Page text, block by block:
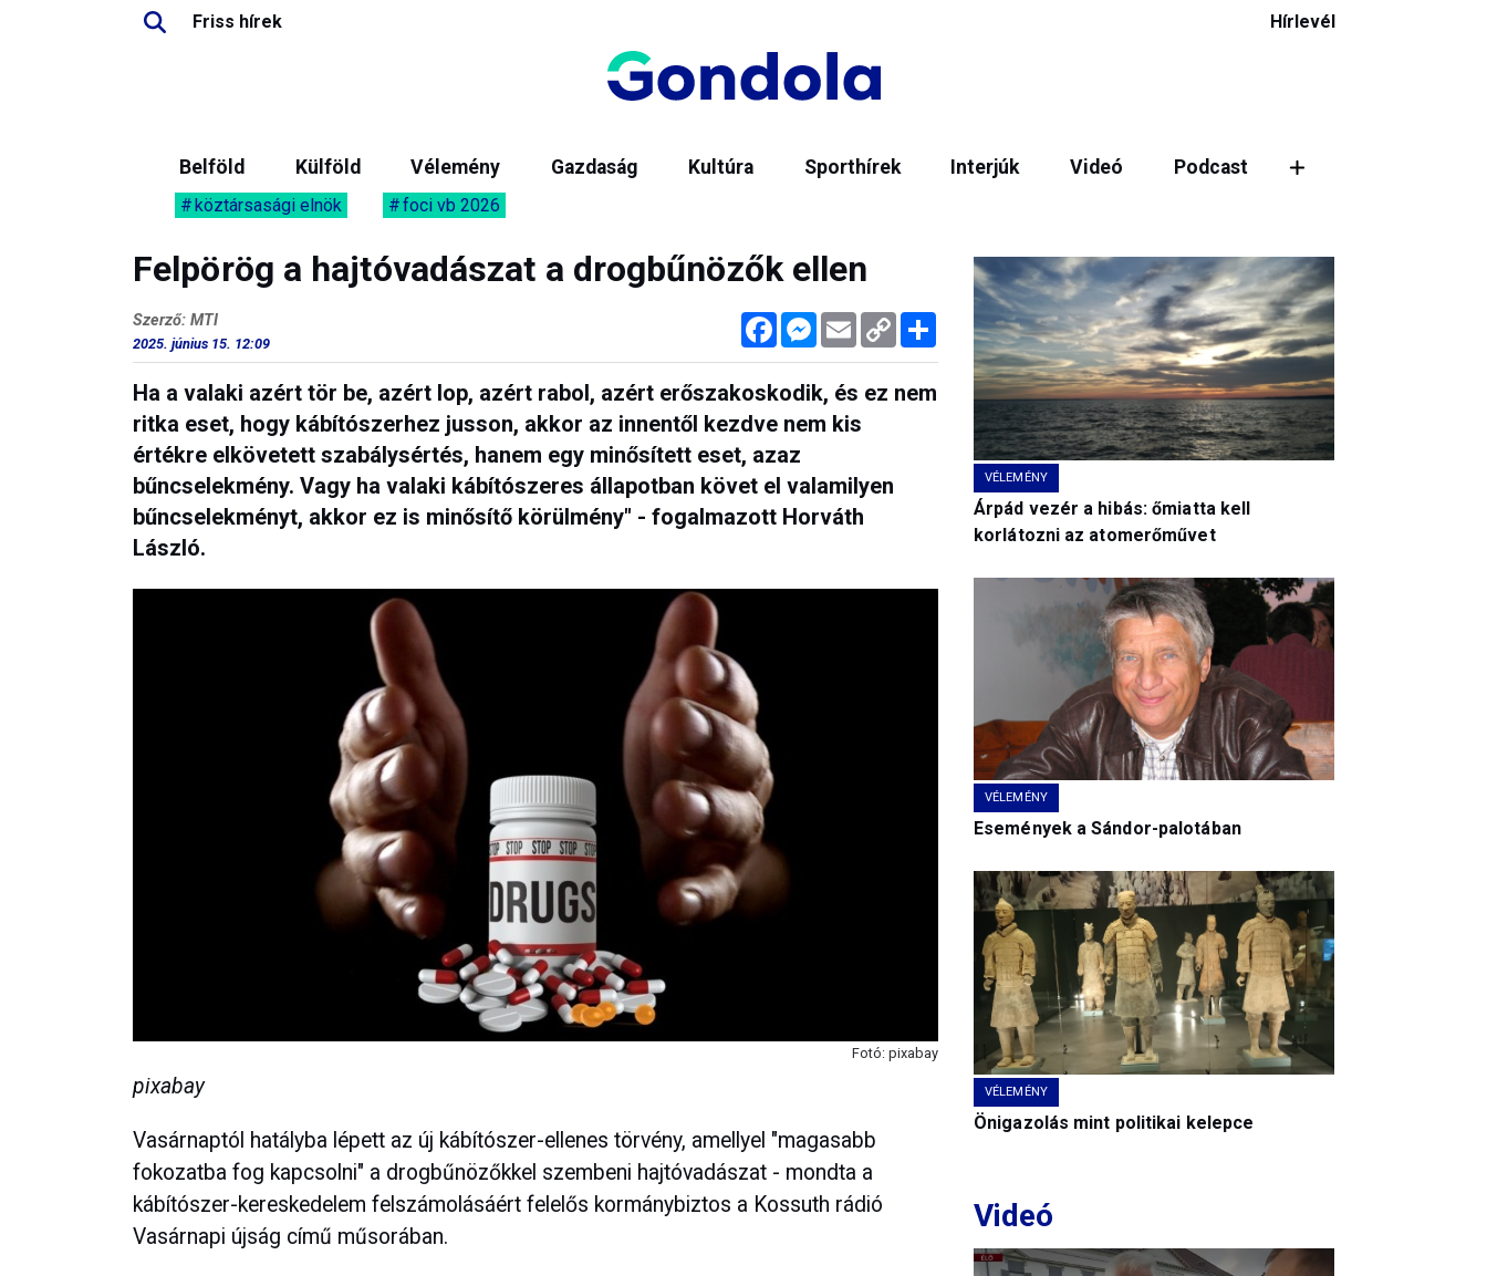
Friss hírek Hírlevél
Belföld Külföld Vélemény Gazdaság Kultúra Sporthírek Interjúk Videó Podcast
köztársasági elnök foci vb 2026
Felpörög a hajtóvadászat a drogbűnözők ellen
FacebookMessenger
Email Copy
Link
Megosztás
Szerző: MTI
2025. június 15. 12:09
Ha a valaki azért tör be, azért lop, azért rabol, azért erőszakoskodik, és ez nem
ritka eset, hogy kábítószerhez jusson, akkor az innentől kezdve nem kis
értékre elkövetett szabálysértés, hanem egy minősített eset, azaz
bűncselekmény. Vagy ha valaki kábítószeres állapotban követ el valamilyen
bűncselekményt, akkor ez is minősítő körülmény" - fogalmazott Horváth
László.
Fotó: pixabay
pixabay
Vasárnaptól hatályba lépett az új kábítószer-ellenes törvény, amellyel "magasabb
fokozatba fog kapcsolni" a drogbűnözőkkel szembeni hajtóvadászat - mondta a
kábítószer-kereskedelem felszámolásáért felelős kormánybiztos a Kossuth rádió
Vasárnapi újság című műsorában.
VÉLEMÉNY
Árpád vezér a hibás: őmiatta kell
korlátozni az atomerőművet
VÉLEMÉNY
Események a Sándor-palotában
VÉLEMÉNY
Önigazolás mint politikai kelepce
Videó